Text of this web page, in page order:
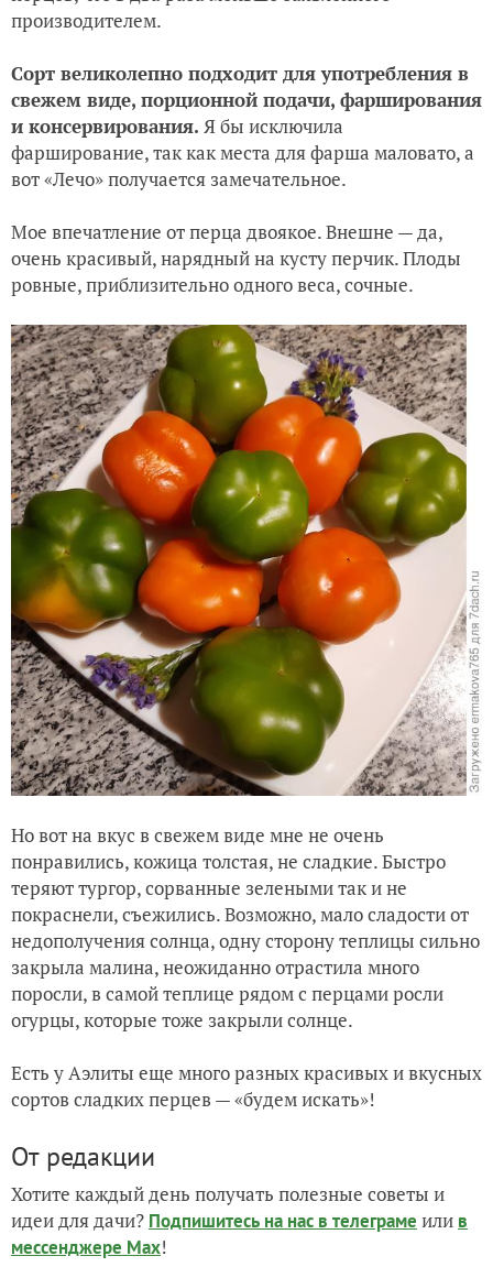
производителем.
Сорт великолепно подходит для употребления в
свежем виде, порционной подачи, фарширования
и консервирования. Я бы исключила
фарширование, так как места для фарша маловато, а
вот «Лечо» получается замечательное.
Мое впечатление от перца двоякое. Внешне — да,
очень красивый, нарядный на кусту перчик. Плоды
ровные, приблизительно одного веса, сочные.
Но вот на вкус в свежем виде мне не очень
понравились, кожица толстая, не сладкие. Быстро
теряют тургор, сорванные зелеными так и не
покраснели, съежились. Возможно, мало сладости от
недополучения солнца, одну сторону теплицы сильно
закрыла малина, неожиданно отрастила много
поросли, в самой теплице рядом с перцами росли
огурцы, которые тоже закрыли солнце.
Есть у Аэлиты еще много разных красивых и вкусных
сортов сладких перцев — «будем искать»!
От редакции
Хотите каждый день получать полезные советы и
идеи для дачи? Подпишитесь на нас в телеграме или в
мессенджере Max!